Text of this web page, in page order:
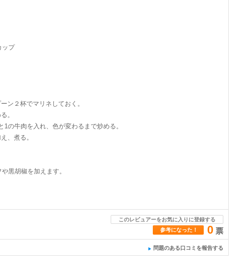
ップ
ン２杯でマリネしておく。
。
の牛肉を入れ、色が変わるまで炒める。
、煮る。
黒胡椒を加えます。
このレビュアーをお気に入りに登録する
参考になった！
0 票
問題のある口コミを報告する